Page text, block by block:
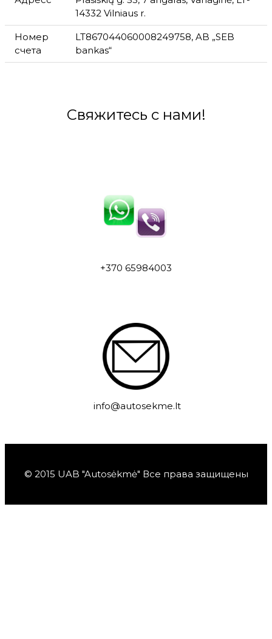
14332 Vilniaus r.
Номер
счета
LT867044060008249758, AB „SEB
bankas“
Свяжитесь с нами!
+370 65984003
info@autosekme.lt
© 2015 UAB "Autosėkmė" Все права защищены